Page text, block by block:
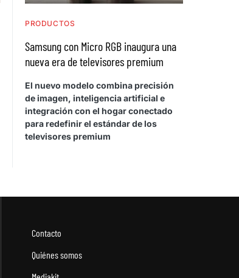
PRODUCTOS
Samsung con Micro RGB inaugura una
nueva era de televisores premium
El nuevo modelo combina precisión
de imagen, inteligencia artificial e
integración con el hogar conectado
para redefinir el estándar de los
televisores premium
Contacto
Quiénes somos